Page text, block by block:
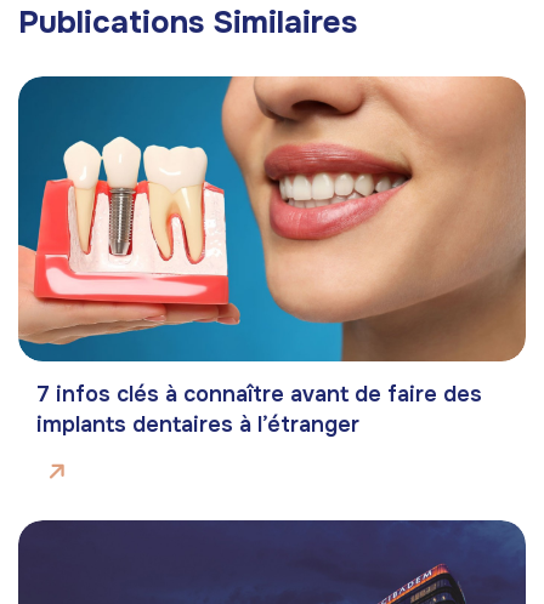
Publications Similaires
7 infos clés à connaître avant de faire des
implants dentaires à l’étranger